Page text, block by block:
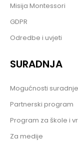
Misija Montessori
GDPR
Odredbe i uvjeti
SURADNJA
Mogućnosti suradnje
Partnerski program
Program za škole i
Za medije